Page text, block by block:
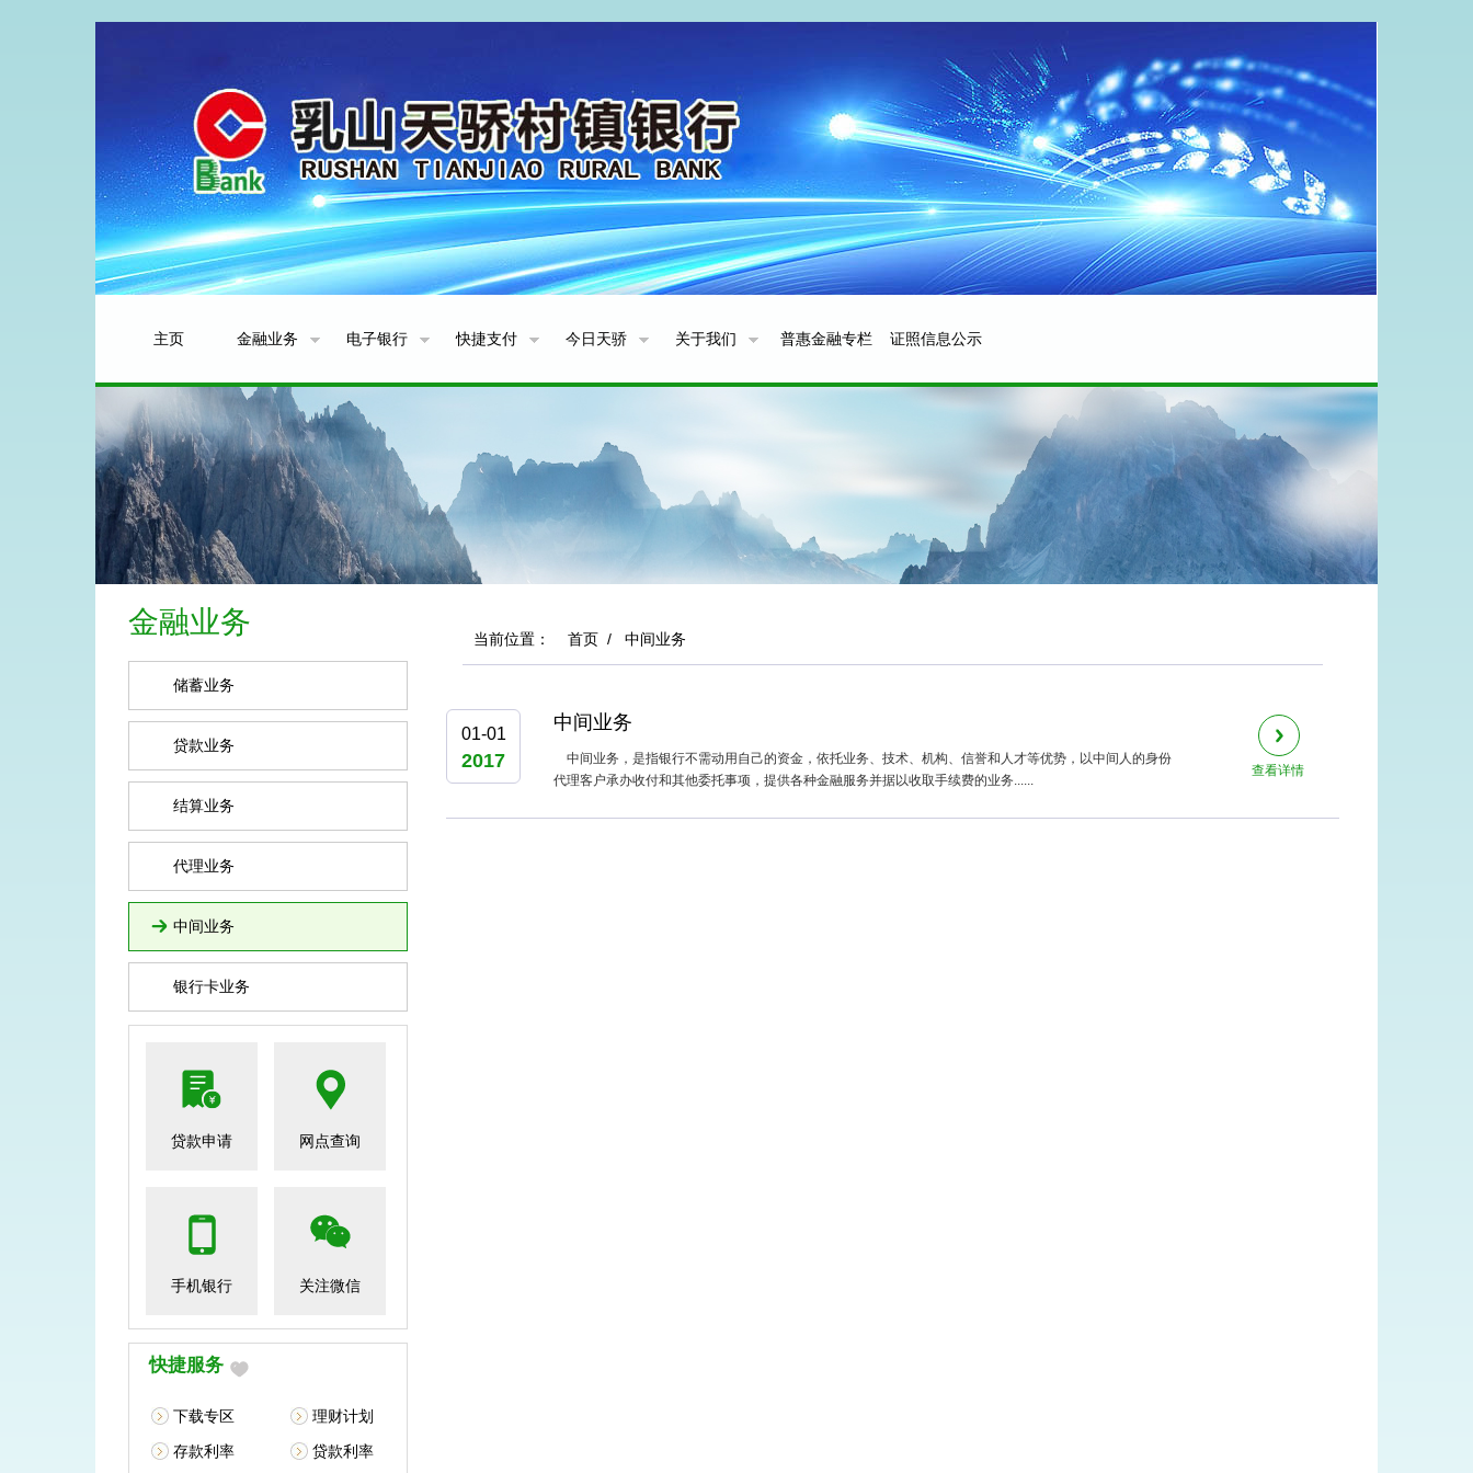
主页 金融业务 电子银行 快捷支付 今日天骄 关于我们 普惠金融专栏 证照信息公示
金融业务
储蓄业务
贷款业务
结算业务
代理业务
中间业务
银行卡业务
贷款申请 网点查询
手机银行 关注微信
快捷服务
下载专区
理财计划
存款利率
贷款利率
当前位置： 首页 / 中间业务
01-01
2017
中间业务
查看详情
中间业务，是指银行不需动用自己的资金，依托业务、技术、机构、信誉和人才等优势，以中间人的身份
代理客户承办收付和其他委托事项，提供各种金融服务并据以收取手续费的业务......